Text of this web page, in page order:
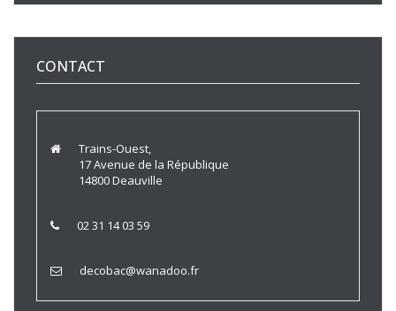
CONTACT
Trains-Ouest,
17 Avenue de la République
14800 Deauville
02 31 14 03 59
decobac@wanadoo.fr